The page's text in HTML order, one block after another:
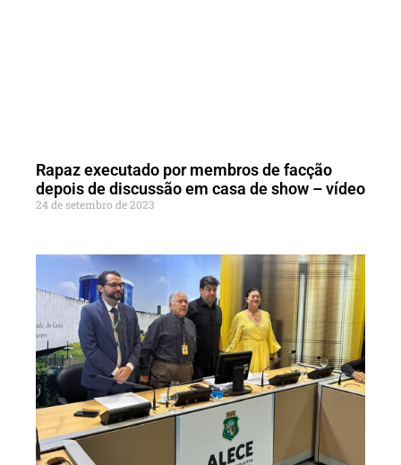
Rapaz executado por membros de facção
depois de discussão em casa de show – vídeo
24 de setembro de 2023